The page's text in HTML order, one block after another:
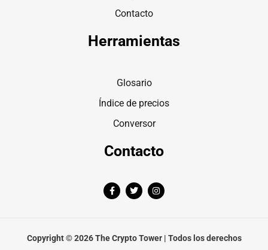
Contacto
Herramientas
Glosario
Índice de precios
Conversor
Contacto
F
a
o
T
w
r
I
n
r
Copyright © 2026 The Crypto Tower | Todos los derechos